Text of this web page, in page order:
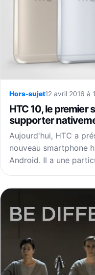
Hors-sujet12 avril 2016 à
HTC 10, le
supporter
Aujourd'hui, HTC a
nouveau smartphone
Android. Il a une